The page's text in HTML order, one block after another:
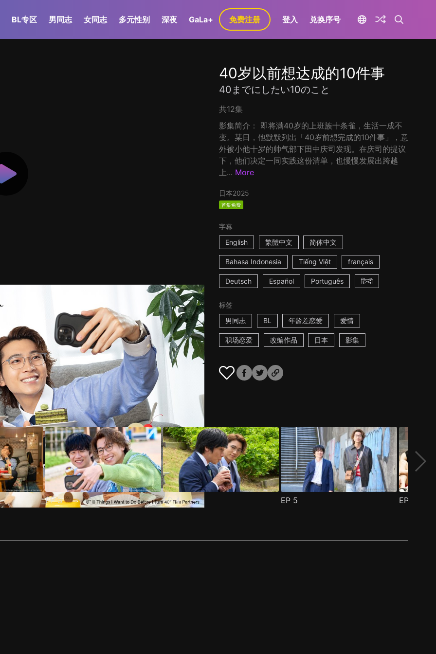
BL专区 男同志 女同志 多元性别 深夜 GaLa+ 免费注册 登入 兑换序号
40岁以前想达成的10件事
40までにしたい10のこと
共12集
影集简介： 即将满40岁的上班族十条雀，生活一成不
变。某日，他默默列出「40岁前想完成的10件事」，意
外被小他十岁的帅气部下田中庆司发现。在庆司的提议
下，他们决定一同实践这份清单，也慢慢发展出跨越
上... More
日本2025
首集免费
字幕
English
繁體中文 简体中文
Bahasa Indonesia Tiếng Việt français
Deutsch Español Português हिन्दी
标签
男同志
BL 年龄差恋爱 爱情
职场恋爱 改编作品 日本 影集
EP3 EP4 EP 5 EP